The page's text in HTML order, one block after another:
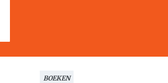
BOEKEN